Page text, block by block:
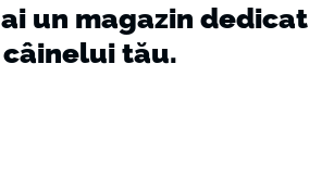
ai un magazin dedicat
câineluitău.